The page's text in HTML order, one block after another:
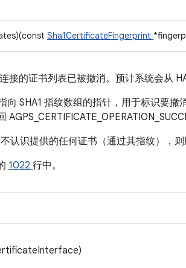
Sha1CertificateFingerprint
接的证书列表已被撤消。预计系统会从
向 SHA1 指纹数组的指针，用于标识要
认识提供的任何证书（通过其指纹），
1022 行中。